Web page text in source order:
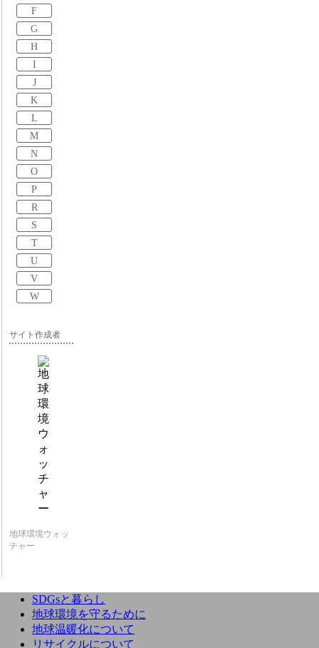
F
G
H
I
J
K
L
M
N
O
P
R
S
T
U
V
W
サイト作成者
地球環境ウォッ
チャー
SDGsと暮らし
地球環境を守るために
地球温暖化について
リサイクルについて